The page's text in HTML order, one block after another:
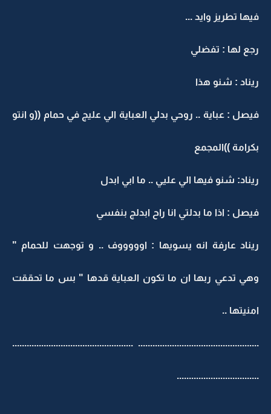
فيها تطريز وايد ...
رجع لها : تفضلي
ريناد : شنو هذا
فيصل : عباية .. روحي بدلي العباية الي عليج في حمام ((و انتو
بكرامة ))المجمع
ريناد: شنو فيها الي عليي .. ما ابي ابدل
فيصل : اذا ما بدلتي انا راح ابدلج بنفسي
ريناد عارفة انه يسويها : اوووووف .. و توجهت للحمام "
وهي تدعي ربها ان ما تكون العباية قدها " بس ما تحققت
امنيتها ..
.................................................. ..................................................
..................................